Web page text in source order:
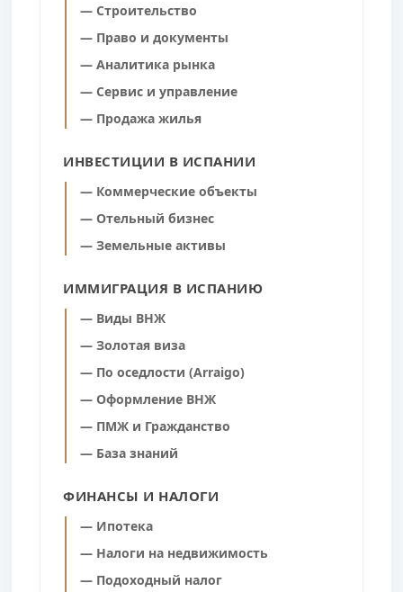
— Строительство
— Право и документы
— Аналитика рынка
— Сервис и управление
— Продажа жилья
ИНВЕСТИЦИИ В ИСПАНИИ
— Коммерческие объекты
— Отельный бизнес
— Земельные активы
ИММИГРАЦИЯ В ИСПАНИЮ
— Виды ВНЖ
— Золотая виза
— По оседлости (Arraigo)
— Оформление ВНЖ
— ПМЖ и Гражданство
— База знаний
ФИНАНСЫ И НАЛОГИ
— Ипотека
— Налоги на недвижимость
— Подоходный налог